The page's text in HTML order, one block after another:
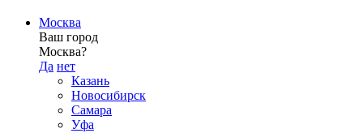
Москва
Ваш город
Москва?
Да нет
Казань
Новосибирск
Самара
Уфа